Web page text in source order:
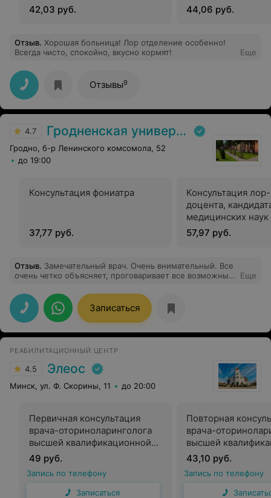
42,03 руб.
44,06 руб.
Отзыв. Хорошая больница! Лор отделение особенно!
Всегда чисто, спокойно, вкусно кормят!
Еще
Отзывы9
4.7 Гродненская университетская клиника
Гродно, б-р Ленинского комсомола, 52
до 19:00
Консультация фониатра
37,77 руб.
Консультация
доцента,
медицинских наук
57,97 руб.
Отзыв. Замечательный врач. Очень внимательный. Все
очень четко объясняет, проговаривает все возможные
Знает, когда нужно быть серьезным и когда
необходимо разрядить обстановку. Спасибо огромное,
Дмитрий Владимирович.
Еще
Записаться
РЕАБИЛИТАЦИОННЫЙ ЦЕНТР
4.5 Элеос
Минск, ул. Ф. Скорины, 11 до 20:00
Первичная консультация
врача-оториноларинголога
высшей квалификационной
категории
49 руб.
Запись по телефону
Записаться
Повторная
врача-
высшей
категории
43,10 руб.
Запись по телефону